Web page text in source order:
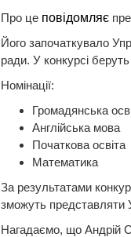
Про це повідомляє
Його започаткувало
ради. У конкурсі беруть
Номінації:
Громадянська
Англійська мова
Початкова освіта
Математика
За результатами
зможуть представляти
Нагадаємо, що Андрій